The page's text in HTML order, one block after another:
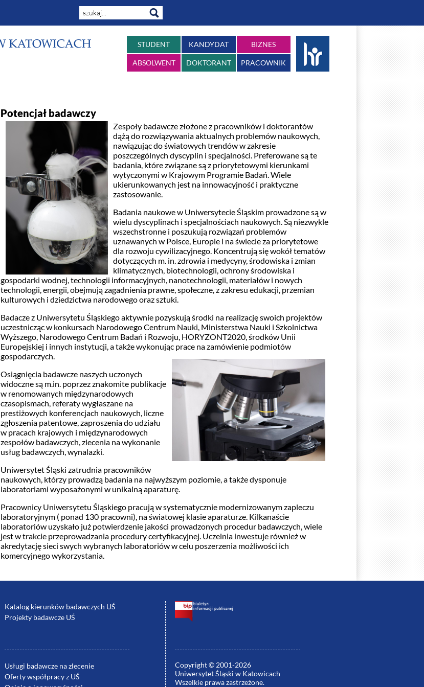
STUDENT KANDYDAT BIZNES
ABSOLWENT DOKTORANT PRACOWNIK
Potencjał badawczy
Zespoły badawcze złożone z pracowników i doktorantów
dążą do rozwiązywania aktualnych problemów naukowych,
nawiązując do światowych trendów w zakresie
poszczególnych dyscyplin i specjalności. Preferowane są te
badania, które związane są z priorytetowymi kierunkami
wytyczonymi w Krajowym Programie Badań. Wiele
ukierunkowanych jest na innowacyjność i praktyczne
zastosowanie.
Badania naukowe w Uniwersytecie Śląskim prowadzone są w
wielu dyscyplinach i specjalnościach naukowych. Są niezwykle
wszechstronne i poszukują rozwiązań problemów
uznawanych w Polsce, Europie i na świecie za priorytetowe
dla rozwoju cywilizacyjnego. Koncentrują się wokół tematów
dotyczących m. in. zdrowia i medycyny, środowiska i zmian
klimatycznych, biotechnologii, ochrony środowiska i
gospodarki wodnej, technologii informacyjnych, nanotechnologii, materiałów i nowych
technologii, energii, obejmują zagadnienia prawne, społeczne, z zakresu edukacji, przemian
kulturowych i dziedzictwa narodowego oraz sztuki.
Badacze z Uniwersytetu Śląskiego aktywnie pozyskują środki na realizację swoich projektów
uczestnicząc w konkursach Narodowego Centrum Nauki, Ministerstwa Nauki i Szkolnictwa
Wyższego, Narodowego Centrum Badań i Rozwoju, HORYZONT2020, środków Unii
Europejskiej i innych instytucji, a także wykonując prace na zamówienie podmiotów
gospodarczych.
Osiągnięcia badawcze naszych uczonych
widoczne są m.in. poprzez znakomite publikacje
w renomowanych międzynarodowych
czasopismach, referaty wygłaszane na
prestiżowych konferencjach naukowych, liczne
zgłoszenia patentowe, zaproszenia do udziału
w pracach krajowych i międzynarodowych
zespołów badawczych, zlecenia na wykonanie
usług badawczych, wynalazki.
Uniwersytet Śląski zatrudnia pracowników
naukowych, którzy prowadzą badania na najwyższym poziomie, a także dysponuje
laboratoriami wyposażonymi w unikalną aparaturę.
Pracownicy Uniwersytetu Śląskiego pracują w systematycznie modernizowanym zapleczu
laboratoryjnym ( ponad 130 pracowni), na światowej klasie aparaturze. Kilkanaście
laboratoriów uzyskało już potwierdzenie jakości prowadzonych procedur badawczych, wiele
jest w trakcie przeprowadzania procedury certyfikacyjnej. Uczelnia inwestuje również w
akredytację sieci swych wybranych laboratoriów w celu poszerzenia możliwości ich
komercyjnego wykorzystania.
Katalog kierunków badawczych UŚ
Projekty badawcze UŚ
Usługi badawcze na zlecenie
Oferty współpracy z UŚ
Copyright © 2001-2026
Uniwersytet Śląski w Katowicach
Wszelkie prawa zastrzeżone.